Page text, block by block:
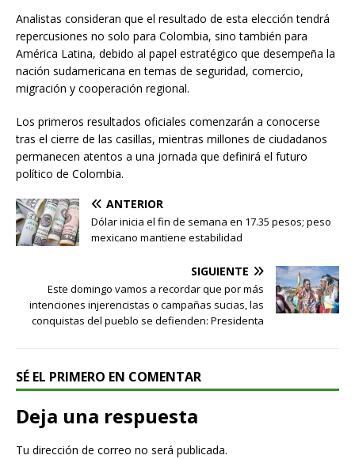
Analistas consideran que el resultado de esta elección tendrá
repercusiones no solo para Colombia, sino también para
América Latina, debido al papel estratégico que desempeña la
nación sudamericana en temas de seguridad, comercio,
migración y cooperación regional.
Los primeros resultados oficiales comenzarán a conocerse
tras el cierre de las casillas, mientras millones de ciudadanos
permanecen atentos a una jornada que definirá el futuro
político de Colombia.
ANTERIOR
Dólar inicia el fin de semana en 17.35 pesos; peso
mexicano mantiene estabilidad
SIGUIENTE
Este domingo vamos a recordar que por más
intenciones injerencistas o campañas sucias, las
conquistas del pueblo se defienden: Presidenta
SÉ EL PRIMERO EN COMENTAR
Deja una respuesta
Tu dirección de correo no será publicada.